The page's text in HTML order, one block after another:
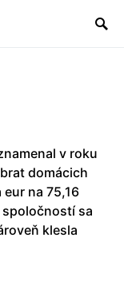
v roku
domácich
na 75,16
sa
klesla